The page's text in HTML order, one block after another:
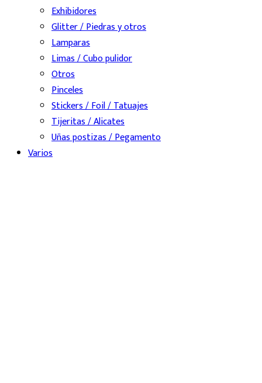
Exhibidores
Glitter / Piedras y otros
Lamparas
Limas / Cubo pulidor
Otros
Pinceles
Stickers / Foil / Tatuajes
Tijeritas / Alicates
Uñas postizas / Pegamento
Varios